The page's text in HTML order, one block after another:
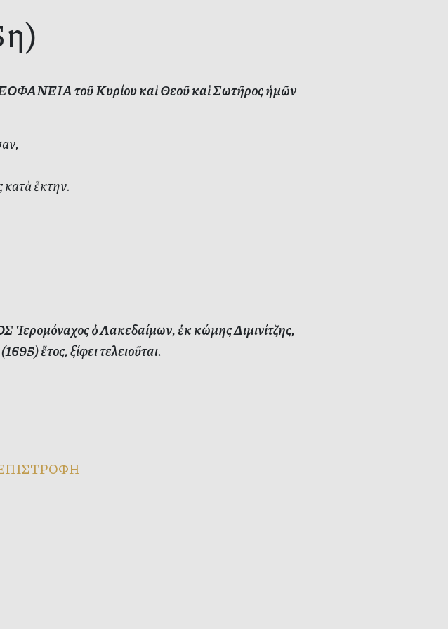
τοῦ Κυρίου καὶ Θεοῦ καὶ Σωτῆρος ἡμῶν
ἕκτην.
ὁ Λακεδαίμων, ἐκ κώμης Διμινίτζης,
ἔτος, ξίφει τελειοῦται.